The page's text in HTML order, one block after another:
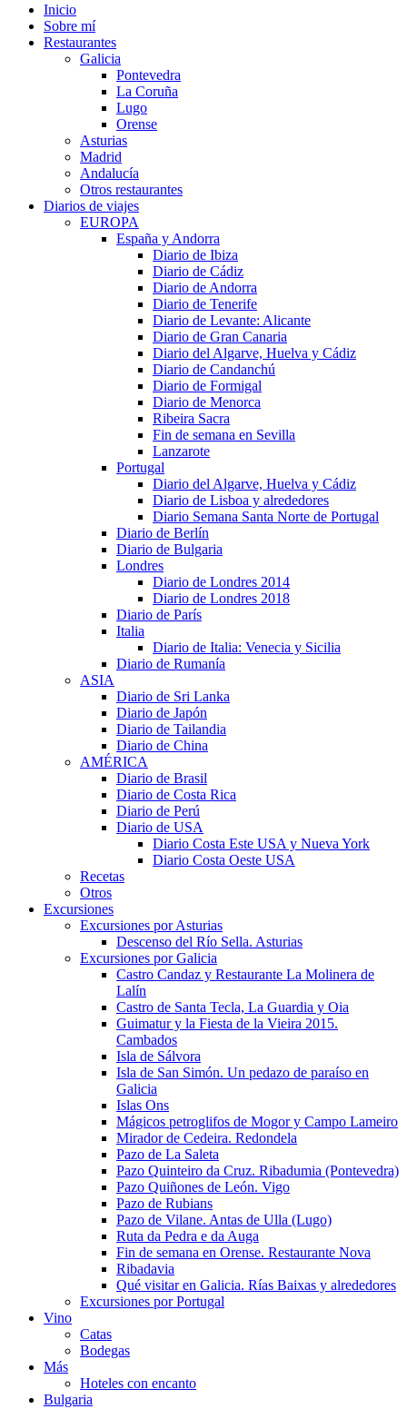
Inicio
Sobre mí
Restaurantes
Galicia
Pontevedra
La Coruña
Lugo
Orense
Asturias
Madrid
Andalucía
Otros restaurantes
Diarios de viajes
EUROPA
España y Andorra
Diario de Ibiza
Diario de Cádiz
Diario de Andorra
Diario de Tenerife
Diario de Levante: Alicante
Diario de Gran Canaria
Diario del Algarve, Huelva y Cádiz
Diario de Candanchú
Diario de Formigal
Diario de Menorca
Ribeira Sacra
Fin de semana en Sevilla
Lanzarote
Portugal
Diario del Algarve, Huelva y Cádiz
Diario de Lisboa y alrededores
Diario Semana Santa Norte de Portugal
Diario de Berlín
Diario de Bulgaria
Londres
Diario de Londres 2014
Diario de Londres 2018
Diario de París
Italia
Diario de Italia: Venecia y Sicilia
Diario de Rumanía
ASIA
Diario de Sri Lanka
Diario de Japón
Diario de Tailandia
Diario de China
AMÉRICA
Diario de Brasil
Diario de Costa Rica
Diario de Perú
Diario de USA
Diario Costa Este USA y Nueva York
Diario Costa Oeste USA
Recetas
Otros
Excursiones
Excursiones por Asturias
Descenso del Río Sella. Asturias
Excursiones por Galicia
Castro Candaz y Restaurante La Molinera de
Lalín
Castro de Santa Tecla, La Guardia y Oia
Guimatur y la Fiesta de la Vieira 2015.
Cambados
Isla de Sálvora
Isla de San Simón. Un pedazo de paraíso en
Galicia
Islas Ons
Mágicos petroglifos de Mogor y Campo Lameiro
Mirador de Cedeira. Redondela
Pazo de La Saleta
Pazo Quinteiro da Cruz. Ribadumia (Pontevedra)
Pazo Quiñones de León. Vigo
Pazo de Rubians
Pazo de Vilane. Antas de Ulla (Lugo)
Ruta da Pedra e da Auga
Fin de semana en Orense. Restaurante Nova
Ribadavia
Qué visitar en Galicia. Rías Baixas y alrededores
Excursiones por Portugal
Vino
Catas
Bodegas
Más
Hoteles con encanto
Bulgaria